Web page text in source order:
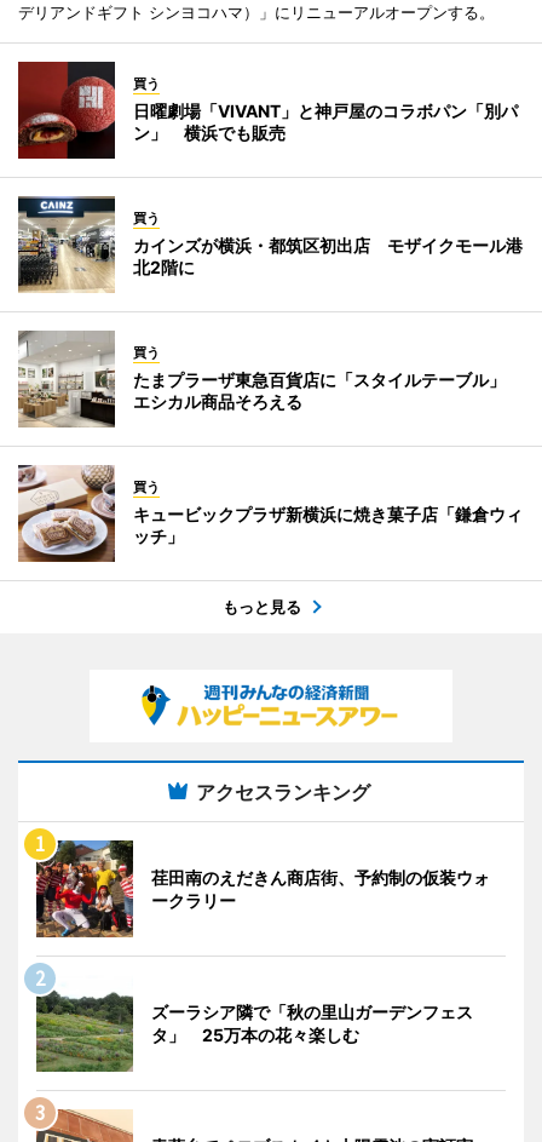
デリアンドギフト シンヨコハマ）」にリニューアルオープンする。
買う
日曜劇場「VIVANT」と神戸屋のコラボパン「別パ
ン」 横浜でも販売
買う
カインズが横浜・都筑区初出店 モザイクモール港
北2階に
買う
たまプラーザ東急百貨店に「スタイルテーブル」
エシカル商品そろえる
買う
キュービックプラザ新横浜に焼き菓子店「鎌倉ウィ
ッチ」
もっと見る
アクセスランキング
荏田南のえだきん商店街、予約制の仮装ウォ
ークラリー
ズーラシア隣で「秋の里山ガーデンフェス
タ」 25万本の花々楽しむ